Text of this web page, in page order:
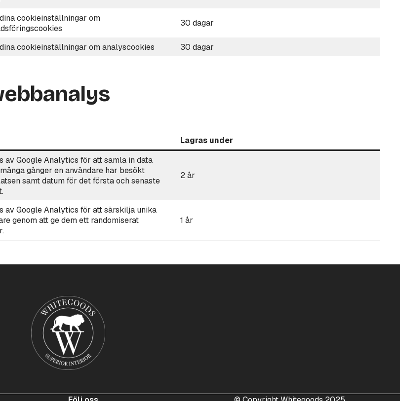
cookieinställningar om
30 dagar
cookieinställningar om analyscookies 30 dagar
Lagras under
av Google Analytics för att samla in data
gånger en användare har besökt
samt datum för det första och senaste
2 år
av Google Analytics för att särskilja unika
genom att ge dem ett randomiserat
1 år